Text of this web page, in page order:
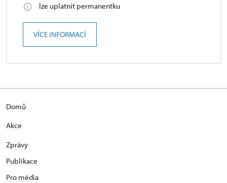
lze uplatnit permanentku
VÍCE INFORMACÍ
Domů
Akce
Zprávy
Publikace
Pro média